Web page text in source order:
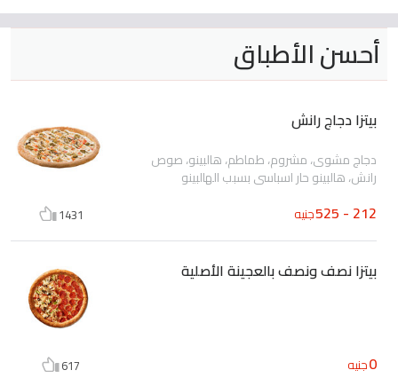
أحسن الأطباق
بيتزا دجاج رانش
دجاج مشوى، مشروم، طماطم، هالبينو، صوص
رانش، هالبينو حار اسباسى بسبب الهالبينو
212 - 525 جنيه 1431
بيتزا نصف ونصف بالعجينة الأصلية
0جنيه 617